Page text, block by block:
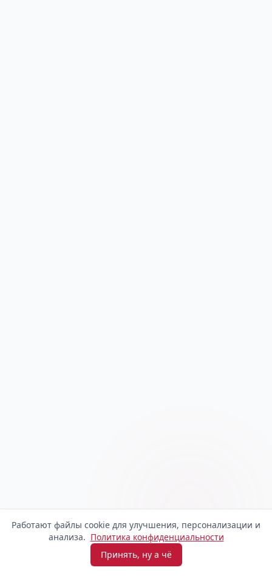
Взять микрозайм
Работают файлы cookie для улучшения, персонализации и
анализа. Политика конфиденциальности
Принять, ну а чё